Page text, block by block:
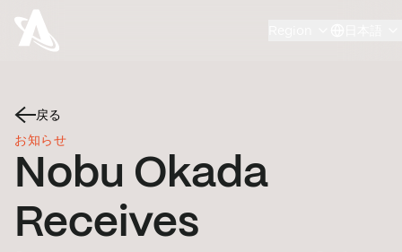
戻る
お知らせ
Nobu Okada
Receives